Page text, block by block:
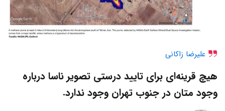
علیرضا زاکانی
هیچ قرینه‌ای برای تایید درستی تصویر ناسا درباره
وجود متان در جنوب تهران وجود ندارد.